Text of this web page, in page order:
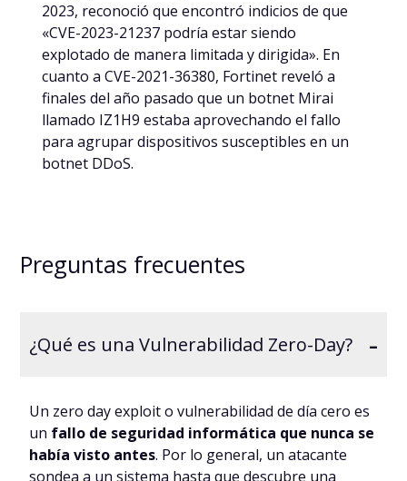
2023, reconoció que encontró indicios de que
«CVE-2023-21237 podría estar siendo
explotado de manera limitada y dirigida». En
cuanto a CVE-2021-36380, Fortinet reveló a
finales del año pasado que un botnet Mirai
llamado IZ1H9 estaba aprovechando el fallo
para agrupar dispositivos susceptibles en un
botnet DDoS.
Preguntas frecuentes
¿Qué es una Vulnerabilidad Zero-Day? -
Un zero day exploit o vulnerabilidad de día cero es
un fallo de seguridad informática que nunca se
había visto antes. Por lo general, un atacante
sondea a un sistema hasta que descubre una